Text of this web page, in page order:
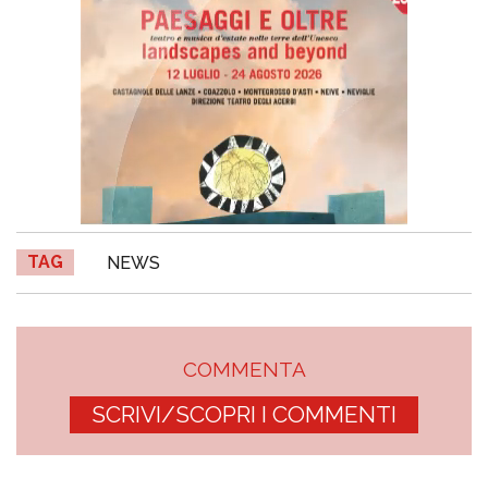
TAG NEWS
COMMENTA
SCRIVI/SCOPRI I COMMENTI